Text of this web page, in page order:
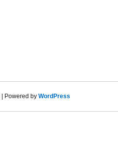
| Powered by WordPress